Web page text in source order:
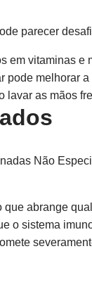
parecer
em vitaminas e
pode melhorar
lavar as mãos
Não
que abrange
o sistema